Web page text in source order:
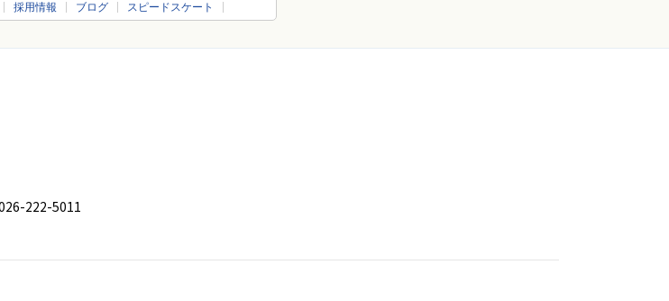
採用情報 ブログ スピードスケート
222-5011